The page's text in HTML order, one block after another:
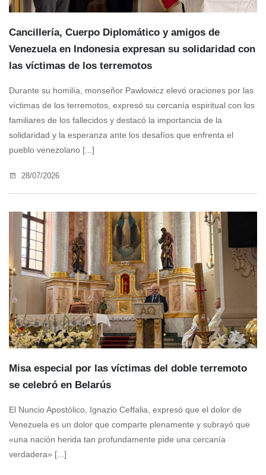
Cancillería, Cuerpo Diplomático y amigos de
Venezuela en Indonesia expresan su solidaridad con
las víctimas de los terremotos
Durante su homilía, monseñor Pawlowicz elevó oraciones por las
víctimas de los terremotos, expresó su cercanía espiritual con los
familiares de los fallecidos y destacó la importancia de la
solidaridad y la esperanza ante los desafíos que enfrenta el
pueblo venezolano [...]
28/07/2026
Misa especial por las víctimas del doble terremoto
se celebró en Belarús
El Nuncio Apostólico, Ignazio Ceffalia, expresó que el dolor de
Venezuela es un dolor que comparte plenamente y subrayó que
«una nación herida tan profundamente pide una cercanía
verdadera» [...]